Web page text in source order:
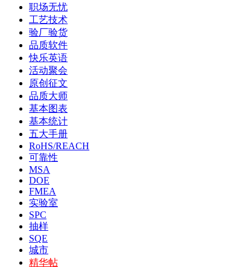
职场无忧
工艺技术
验厂验货
品质软件
快乐英语
活动聚会
原创征文
品质大师
基本图表
基本统计
五大手册
RoHS/REACH
可靠性
MSA
DOE
FMEA
实验室
SPC
抽样
SQE
城市
精华帖